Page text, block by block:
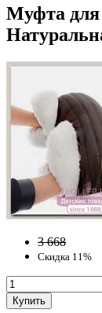
Муфта для
3 668
Скидка 11%